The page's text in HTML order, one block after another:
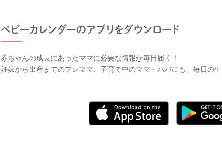
赤ちゃんの成長にあったママに必要な情報が毎日届く！
妊娠から出産までのプレママ、子育て中のママ・パパにも、毎日の